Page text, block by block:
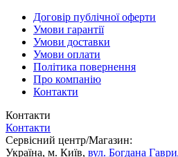
Договір публічної оферти
Умови гарантії
Умови доставки
Умови оплати
Політика повернення
Про компанію
Контакти
Контакти
Контакти
Сервісний центр/Магазин:
Україна, м. Київ, вул. Богдана